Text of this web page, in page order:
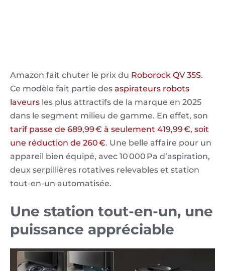
Amazon fait chuter le prix du Roborock QV 35S.
Ce modèle fait partie des aspirateurs robots
laveurs les plus attractifs de la marque en 2025
dans le segment milieu de gamme. En effet, son
tarif passe de 689,99 € à seulement 419,99 €, soit
une réduction de 260 €. Une belle affaire pour un
appareil bien équipé, avec 10 000 Pa d’aspiration,
deux serpillières rotatives relevables et station
tout-en-un automatisée.
Une station tout-en-un, une
puissance appréciable